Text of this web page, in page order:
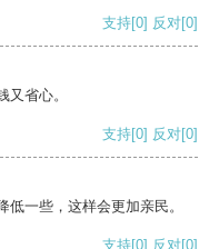
支持[0] 反对[0]
省心。
支持[0] 反对[0]
一些，这样会更加亲民。
支持[0] 反对[0]